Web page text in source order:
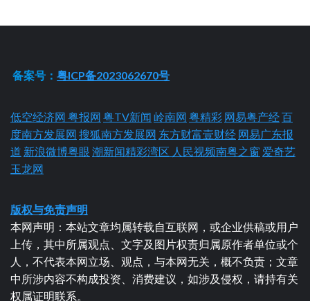
备案号：粤ICP备2023062670号
低空经济网 粤报网 粤TV新闻 岭南网 粤精彩 网易粤产经百
度南方发展网 搜狐南方发展网 东方财富壹财经 网易广东报
道 新浪微博粤眼 潮新闻精彩湾区 人民视频南粤之窗 爱奇艺
玉龙网
版权与免责声明
本网声明：本站文章均属转载自互联网，或企业供稿或用户
上传，其中所属观点、文字及图片权责归属原作者单位或个
人，不代表本网立场、观点，与本网无关，概不负责；文章
中所涉内容不构成投资、消费建议，如涉及侵权，请持有关
权属证明联系。